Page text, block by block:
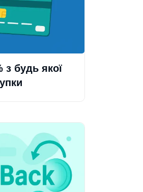
з будь якої